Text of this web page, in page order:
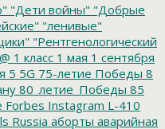
"Дети войны" "Добрые
"ленивые"
"Рентгенологический
@ 1 класс 1 мая 1 сентября
5 5G 75-летие Победы 8
80_летие_Победы 85
Forbes Instagram L-410
Russia аборты аварийная